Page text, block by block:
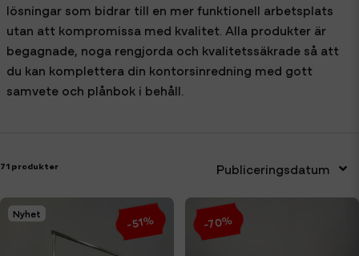
lösningar som bidrar till en mer funktionell arbetsplats
utan att kompromissa med kvalitet. Alla produkter är
begagnade, noga rengjorda och kvalitetssäkrade så att
du kan komplettera din kontorsinredning med gott
samvete och plånbok i behåll.
71 produkter Publiceringsdatum
Nyhet -51% -70%